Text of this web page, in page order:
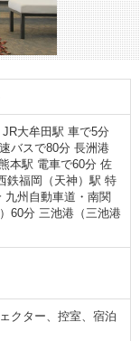
大牟田駅 車で5分
バスで80分 長洲港
本駅 電車で60分 佐
鉄福岡（天神）駅 特
九州自動車道・南関
60分 三池港（三池港
クター、控室、宿泊